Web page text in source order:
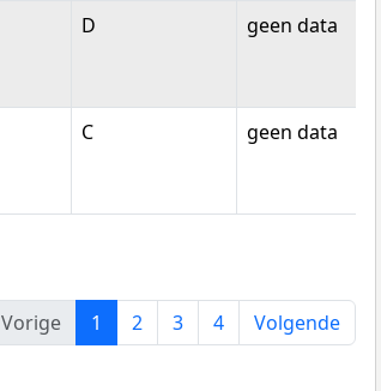
D geen data
C geen data
Vorige
1 2 3 4 Volgende